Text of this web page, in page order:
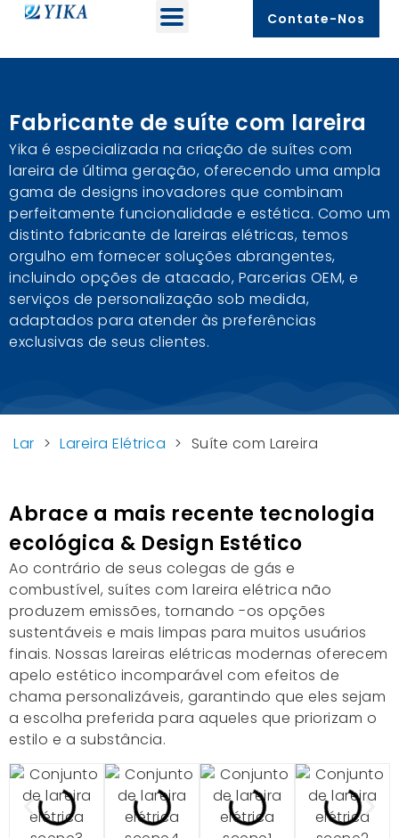
Contate-Nos
Fabricante de suíte com lareira
Yika é especializada na criação de suítes com
lareira de última geração, oferecendo uma ampla
gama de designs inovadores que combinam
perfeitamente funcionalidade e estética. Como um
distinto fabricante de lareiras elétricas, temos
orgulho em fornecer soluções abrangentes,
incluindo opções de atacado, Parcerias OEM, e
serviços de personalização sob medida,
adaptados para atender às preferências
exclusivas de seus clientes.
Lar > Lareira Elétrica > Suíte com Lareira
Abrace a mais recente tecnologia
ecológica & Design Estético
Ao contrário de seus colegas de gás e
combustível, suítes com lareira elétrica não
produzem emissões, tornando -os opções
sustentáveis e mais limpas para muitos usuários
finais. Nossas lareiras elétricas modernas oferecem
apelo estético incomparável com efeitos de
chama personalizáveis, garantindo que eles sejam
a escolha preferida para aqueles que priorizam o
estilo e a substância.